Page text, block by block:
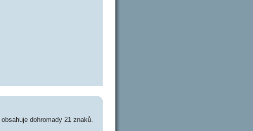
dohromady 21 znaků.